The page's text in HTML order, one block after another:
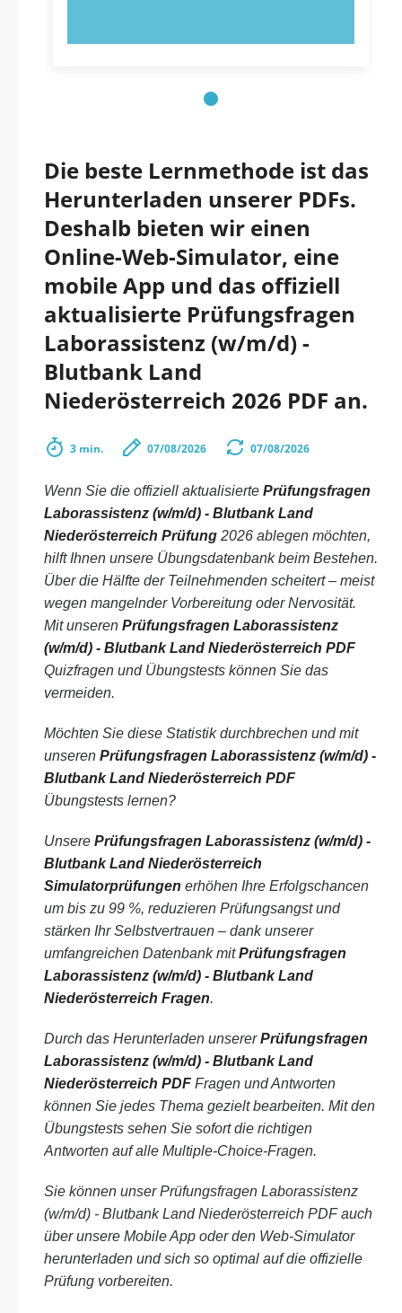
Die beste Lernmethode ist das
Herunterladen unserer PDFs.
Deshalb bieten wir einen
Online-Web-Simulator, eine
mobile App und das offiziell
aktualisierte Prüfungsfragen
Laborassistenz (w/m/d) -
Blutbank Land
Niederösterreich 2026 PDF an.
3 min. 07/08/2026 07/08/2026
Wenn Sie die offiziell aktualisierte Prüfungsfragen
Laborassistenz (w/m/d) - Blutbank Land
Niederösterreich Prüfung 2026 ablegen möchten,
hilft Ihnen unsere Übungsdatenbank beim Bestehen.
Über die Hälfte der Teilnehmenden scheitert – meist
wegen mangelnder Vorbereitung oder Nervosität.
Mit unseren Prüfungsfragen Laborassistenz
(w/m/d) - Blutbank Land Niederösterreich PDF
Quizfragen und Übungstests können Sie das
vermeiden.
Möchten Sie diese Statistik durchbrechen und mit
unseren Prüfungsfragen Laborassistenz (w/m/d) -
Blutbank Land Niederösterreich PDF
Übungstests lernen?
Unsere Prüfungsfragen Laborassistenz (w/m/d) -
Blutbank Land Niederösterreich
Simulatorprüfungen erhöhen Ihre Erfolgschancen
um bis zu 99 %, reduzieren Prüfungsangst und
stärken Ihr Selbstvertrauen – dank unserer
umfangreichen Datenbank mitPrüfungsfragen
Laborassistenz (w/m/d) - Blutbank Land
Niederösterreich Fragen.
Durch das Herunterladen unsererPrüfungsfragen
Laborassistenz (w/m/d) - Blutbank Land
Niederösterreich PDF Fragen und Antworten
können Sie jedes Thema gezielt bearbeiten. Mit den
Übungstests sehen Sie sofort die richtigen
Antworten auf alle Multiple-Choice-Fragen.
Sie können unser Prüfungsfragen Laborassistenz
(w/m/d) - Blutbank Land Niederösterreich PDF auch
über unsere Mobile App oder den Web-Simulator
herunterladen und sich so optimal auf die offizielle
Prüfung vorbereiten.